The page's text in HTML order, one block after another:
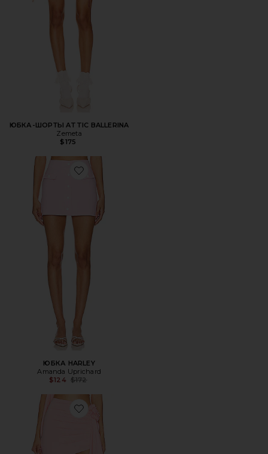
ЮБКА-ШОРТЫ ATTIC BALLERINA
Zemeta
$175
Favorite ЮБКА HARLEY
ЮБКА HARLEY
Amanda Uprichard
$124 Previous price:
$172
Favorite ЮБКА CORDELIA MINI